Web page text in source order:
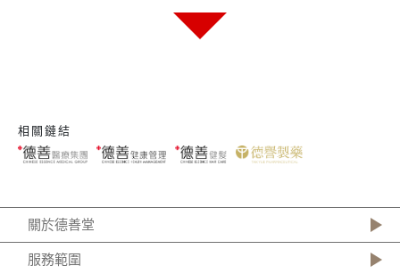
相關鏈結
關於德善堂
服務範圍